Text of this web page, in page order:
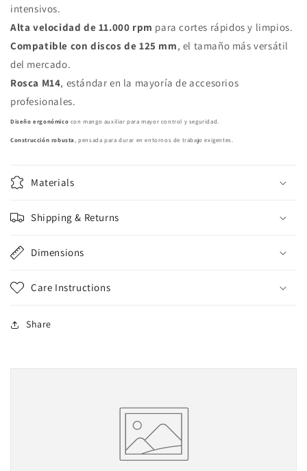
intensivos.
Alta velocidad de 11.000 rpm para cortes rápidos y limpios.
Compatible con discos de 125 mm, el tamaño más versátil
del mercado.
Rosca M14, estándar en la mayoría de accesorios
profesionales.
Diseño ergonómico con mango auxiliar para mayor control y seguridad.
Construcción robusta, pensada para durar en entornos de trabajo exigentes.
Materials
Shipping & Returns
Dimensions
Care Instructions
Share